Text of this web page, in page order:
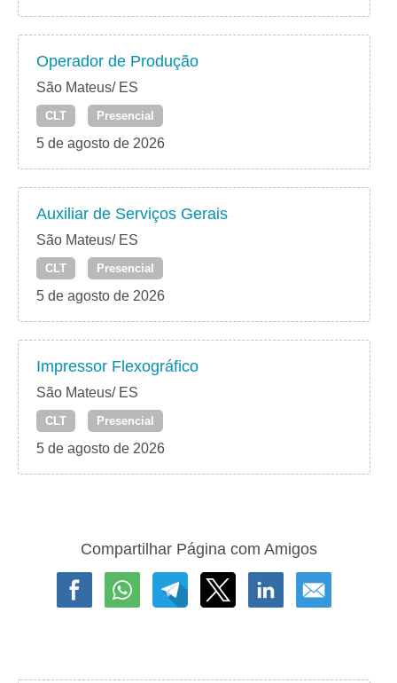
Operador de Produção
São Mateus/ ES
CLT Presencial
5 de agosto de 2026
Auxiliar de Serviços Gerais
São Mateus/ ES
CLT Presencial
5 de agosto de 2026
Impressor Flexográfico
São Mateus/ ES
CLT Presencial
5 de agosto de 2026
Compartilhar Página com Amigos